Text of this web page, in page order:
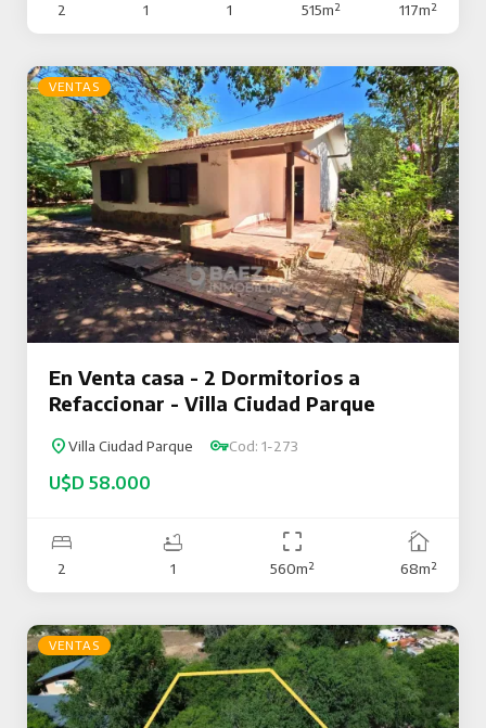
2 1 1 515m² 117m²
VENTAS
En Venta casa - 2 Dormitorios a
Refaccionar - Villa Ciudad Parque
Villa Ciudad Parque Cod: 1-273
U$D 58.000
2 1 560m² 68m²
VENTAS